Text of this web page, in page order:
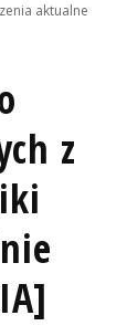
aktualne
z